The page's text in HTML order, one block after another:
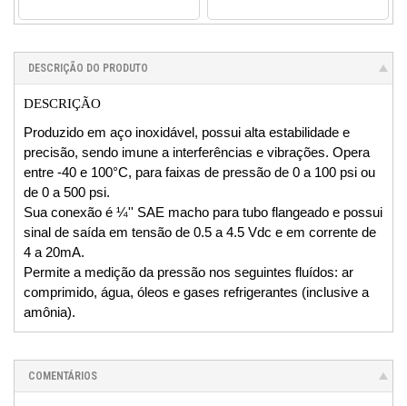
DESCRIÇÃO DO PRODUTO
DESCRIÇÃO
Produzido em aço inoxidável, possui alta estabilidade e
precisão, sendo imune a interferências e vibrações. Opera
entre -40 e 100°C, para faixas de pressão de 0 a 100 psi ou
de 0 a 500 psi.
Sua conexão é ¼'' SAE macho para tubo flangeado e possui
sinal de saída em tensão de 0.5 a 4.5 Vdc e em corrente de
4 a 20mA.
Permite a medição da pressão nos seguintes fluídos: ar
comprimido, água, óleos e gases refrigerantes (inclusive a
amônia).
COMENTÁRIOS